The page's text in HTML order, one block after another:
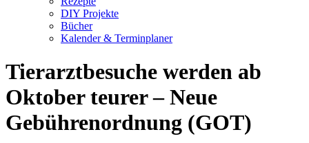
DIY Projekte
Bücher
Kalender & Terminplaner
Tierarztbesuche werden ab
Oktober teurer – Neue
Gebührenordnung (GOT)